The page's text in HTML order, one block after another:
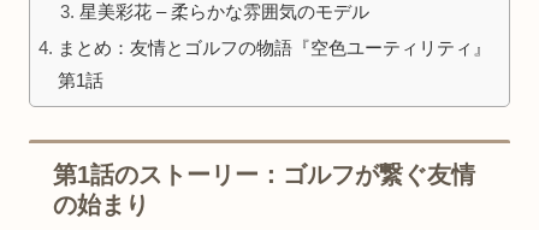
星美彩花 – 柔らかな雰囲気のモデル
まとめ：友情とゴルフの物語『空色ユーティリティ』
第1話
第1話のストーリー：ゴルフが繋ぐ友情
の始まり